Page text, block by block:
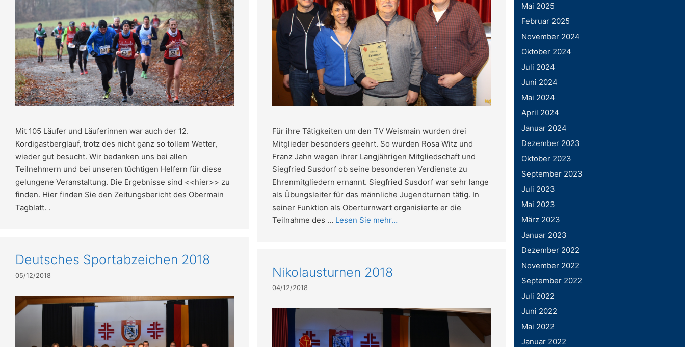
Mit 105 Läufer und Läuferinnen war auch der 12.
Kordigastberglauf, trotz des nicht ganz so tollem Wetter,
wieder gut besucht. Wir bedanken uns bei allen
Teilnehmern und bei unseren tüchtigen Helfern für diese
gelungene Veranstaltung. Die Ergebnisse sind <<hier>> zu
finden. Hier finden Sie den Zeitungsbericht des Obermain
Tagblatt. .
Für ihre Tätigkeiten um den TV Weismain wurden drei
Mitglieder besonders geehrt. So wurden Rosa Witz und
Franz Jahn wegen ihrer Langjährigen Mitgliedschaft und
Siegfried Susdorf ob seine besonderen Verdienste zu
Ehrenmitgliedern ernannt. Siegfried Susdorf war sehr lange
als Übungsleiter für das männliche Jugendturnen tätig. In
seiner Funktion als Oberturnwart organisierte er die
Teilnahme des … Lesen Sie mehr…
Deutsches Sportabzeichen 2018
05/12/2018 Nikolausturnen 2018
04/12/2018
Mai 2025
Februar 2025
November 2024
Oktober 2024
Juli 2024
Juni 2024
Mai 2024
April 2024
Januar 2024
Dezember 2023
Oktober 2023
September 2023
Juli 2023
Mai 2023
März 2023
Januar 2023
Dezember 2022
November 2022
September 2022
Juli 2022
Juni 2022
Mai 2022
Januar 2022